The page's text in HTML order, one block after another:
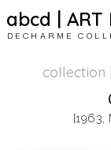
abcd | ART
DECHARME
collection
[1963,